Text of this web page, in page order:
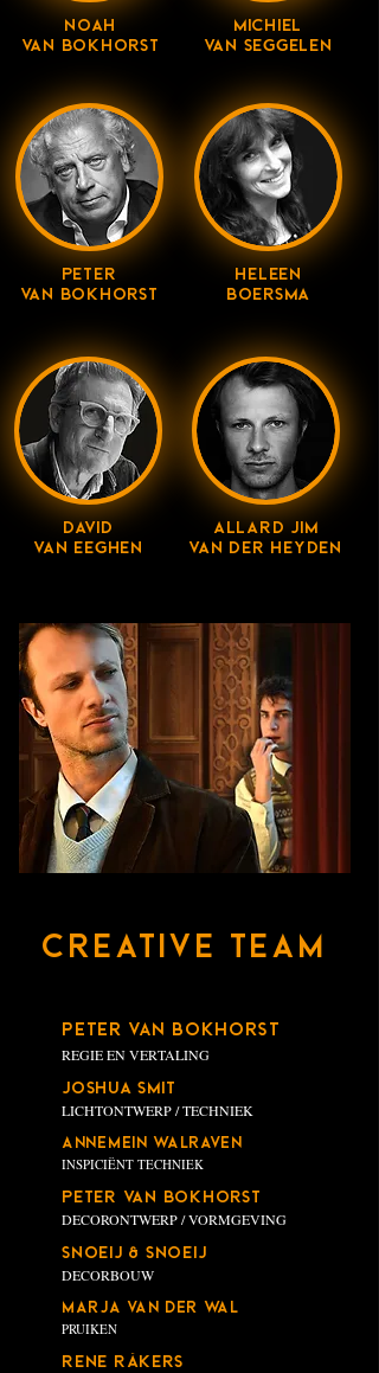
NOAH
VAN BOKHORST
MICHIEL
VAN SEGGELEN
PETER
VAN BOKHORST
HELEEN
BOERSMA
DAVID
VAN EEGHEN
ALLARD JIM
VAN DER HEYDEN
CREATIVE TEAM
PETER VAN BOKHORST
REGIE EN VERTALING
Joshua smit
LICHTONTWERP / TECHNIEK
ANNEMEIN WALRAVEN
INSPICIËNT TECHNIEK
Peter van BoKhorst
DECORONTWERP / VORMGEVING
SNOEIJ & SNOEIJ
DECORBOUW
MARJA VAN DER WAL
PRUIKEN
RENE RÄkERS